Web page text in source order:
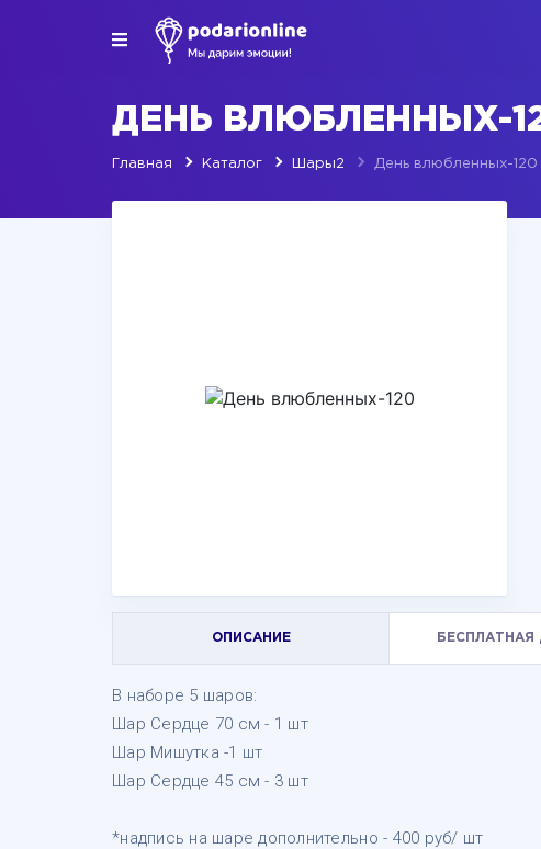
ДЕНЬ ВЛЮБЛЕННЫХ-
Главная Каталог Шары2 День влюбленных-120
ОПИСАНИЕ БЕСПЛАТНАЯ
В наборе 5 шаров:
Шар Сердце 70 см - 1 шт
Шар Мишутка -1 шт
Шар Сердце 45 см - 3 шт
*надпись на шаре дополнительно - 400 руб/ шт